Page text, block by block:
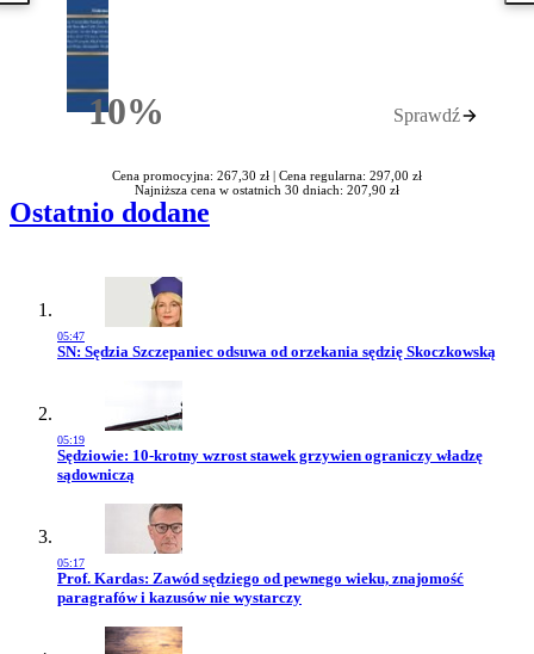
10%Rabatu Sprawdź
Cena promocyjna: 267,30 zł | Cena regularna: 297,00 zł
Najniższa cena w ostatnich 30 dniach: 207,90 zł
Ostatnio dodane
05:47
Przejdź do artykułu:
SN: Sędzia Szczepaniec odsuwa od orzekania sędzię Skoczkowską
05:19
Przejdź do artykułu:
Sędziowie: 10-krotny wzrost stawek grzywien ograniczy władzę
sądowniczą
05:17
Przejdź do artykułu:
Prof. Kardas: Zawód sędziego od pewnego wieku, znajomość
paragrafów i kazusów nie wystarczy